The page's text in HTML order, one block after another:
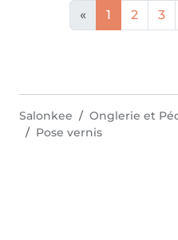
« 1 2 3
Salonkee Onglerie et
Pose vernis